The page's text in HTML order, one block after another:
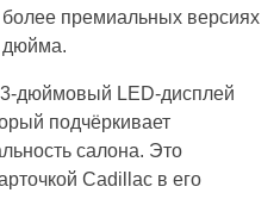
премиальных версиях
дюйма.
дюймовый LED-дисплей
подчёркивает
салона. Это
Cadillac в его